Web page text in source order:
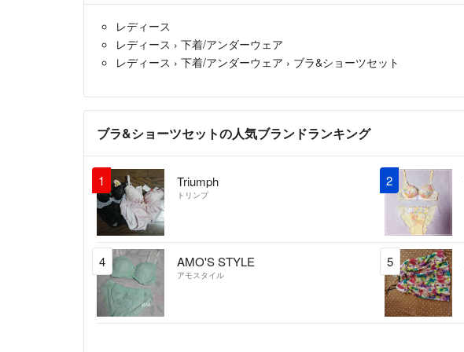
レディース
レディース › 下着/アンダーウェア
レディース › 下着/アンダーウェア › ブラ&ショーツセット
ブラ&ショーツセットの人気ブランドランキング
1 Triumph
トリンプ
2
4 AMO'S STYLE
アモスタイル
5